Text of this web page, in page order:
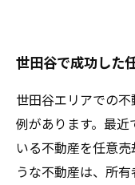
世田谷で成功した
世田谷エリアでの
例があります。最
いる不動産を任意
うな不動産は、所